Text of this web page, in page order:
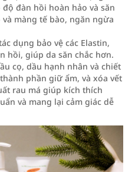
đàn hồi hoàn hảo và săn
và màng tế bào, ngăn ngừa
dụng bảo vệ các Elastin,
hồi, giúp da săn chắc hơn.
cọ, dầu hạnh nhân và chiết
phần giữ ẩm, và xóa vết
rau má giúp kích thích
và mang lại cảm giác dễ